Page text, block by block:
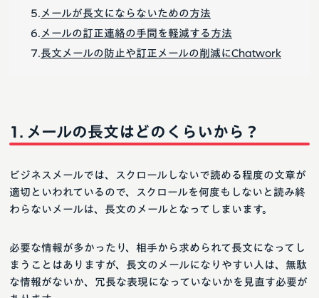
メールが長文にならないための方法
メールの訂正連絡の手間を軽減する方法
長文メールの防止や訂正メールの削減にChatwork
メールの長文はどのくらいから？
ビジネスメールでは、スクロールしないで読める程度の文章が
適切といわれているので、スクロールを何度もしないと読み終
わらないメールは、長文のメールとなってしまいます。
必要な情報が多かったり、相手から求められて長文になってし
まうことはありますが、長文のメールになりやすい人は、無駄
な情報がないか、冗長な表現になっていないかを見直す必要が